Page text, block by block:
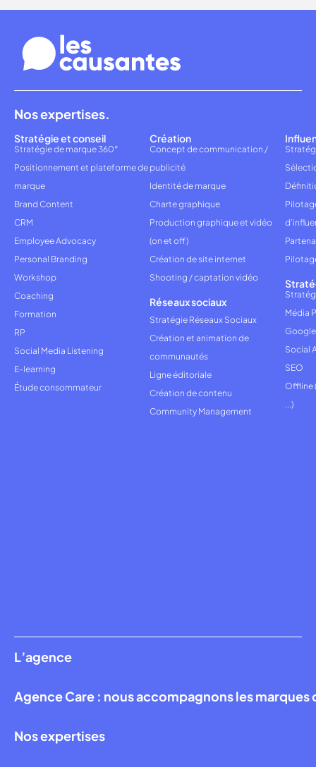
L’agence
Agence Care : nous accompagnons les
Nos expertises
Nos expertises.
Stratégie et conseil
Stratégie de marque 360°
Positionnement et plateforme de
marque
Brand Content
CRM
Employee Advocacy
Personal Branding
Workshop
Coaching
Formation
RP
Social Media Listening
E-learning
Étude consommateur
Création
Concept de communication /
publicité
Identité de marque
Charte graphique
Production graphique et vidéo
(on et off)
Création de site internet
Shooting / captation vidéo
Réseaux sociaux
Stratégie Réseaux Sociaux
Création et animation de
communautés
Ligne éditoriale
Création de contenu
Community Management
Média
Social
SEO
Offline
...)